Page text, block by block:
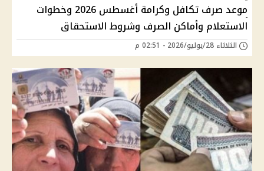
موعد صرف تكافل وكرامة أغسطس 2026 وخطوات
الاستعلام وأماكن الصرف وشروط الاستحقاق
الثلاثاء 28/يوليو/2026 - 02:51 م